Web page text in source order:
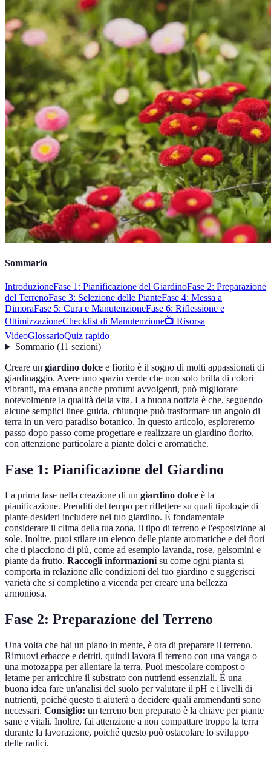
Sommario
IntroduzioneFase 1: Pianificazione del GiardinoFase 2: Preparazione
del TerrenoFase 3: Selezione delle PianteFase 4: Messa a
DimoraFase 5: Cura e ManutenzioneFase 6: Riflessione e
OttimizzazioneChecklist di Manutenzione📺 Risorsa
VideoGlossarioQuiz rapido
Sommario(11 sezioni)
Creare un giardino dolce e fiorito è il sogno di molti appassionati di
giardinaggio. Avere uno spazio verde che non solo brilla di colori
vibranti, ma emana anche profumi avvolgenti, può migliorare
notevolmente la qualità della vita. La buona notizia è che, seguendo
alcune semplici linee guida, chiunque può trasformare un angolo di
terra in un vero paradiso botanico. In questo articolo, esploreremo
passo dopo passo come progettare e realizzare un giardino fiorito,
con attenzione particolare a piante dolci e aromatiche.
Fase 1: Pianificazione del Giardino
La prima fase nella creazione di un giardino dolce è la
pianificazione. Prenditi del tempo per riflettere su quali tipologie di
piante desideri includere nel tuo giardino. È fondamentale
considerare il clima della tua zona, il tipo di terreno e l'esposizione al
sole. Inoltre, puoi stilare un elenco delle piante aromatiche e dei fiori
che ti piacciono di più, come ad esempio lavanda, rose, gelsomini e
piante da frutto. Raccogli informazioni su come ogni pianta si
comporta in relazione alle condizioni del tuo giardino e suggerisci
varietà che si completino a vicenda per creare una bellezza
armoniosa.
Fase 2: Preparazione del Terreno
Una volta che hai un piano in mente, è ora di preparare il terreno.
Rimuovi erbacce e detriti, quindi lavora il terreno con una vanga o
una motozappa per allentare la terra. Puoi mescolare compost o
letame per arricchire il substrato con nutrienti essenziali. È una
buona idea fare un'analisi del suolo per valutare il pH e i livelli di
nutrienti, poiché questo ti aiuterà a decidere quali ammendanti sono
necessari. Consiglio: un terreno ben preparato è la chiave per piante
sane e vitali. Inoltre, fai attenzione a non compattare troppo la terra
durante la lavorazione, poiché questo può ostacolare lo sviluppo
delle radici.